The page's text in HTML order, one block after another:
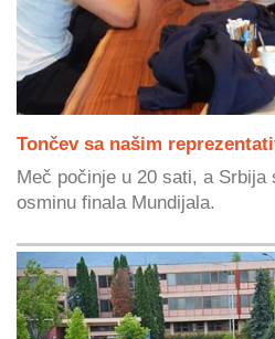
Tončev sa našim
Meč počinje u 20 sati, a Srbija
osminu finala Mundijala.